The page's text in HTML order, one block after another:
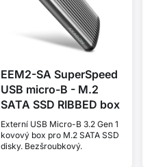
EEM2-SA SuperSpeed
USB micro-B - M.2
SATA SSD RIBBED box
Externí USB Micro-B 3.2 Gen 1
kovový box pro M.2 SATA SSD
disky. Bezšroubkový.